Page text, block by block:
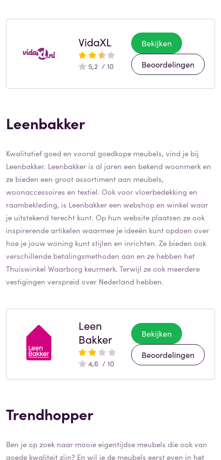
VidaXL
5,2 / 10
Bekijken
Beoordelingen
Leenbakker
Kwalitatief goed en vooral goedkope meubels, vind je bij
Leenbakker. Leenbakker is al jaren een bekend woonmerk en
ze bieden een groot assortiment aan meubels,
woonaccessoires en textiel. Ook voor vloerbedekking en
raambekleding, is Leenbakker een webshop en winkel waar
je uitstekend terecht kunt. Op hun website plaatsen ze ook
inspirerende artikelen waarmee je ideeën kunt opdoen over
hoe je jouw woning kunt stijlen en inrichten. Ze bieden ook
verschillende betalingsmethoden aan en ze hebben het
Thuiswinkel Waarborg keurmerk. Terwijl ze ook meerdere
vestigingen verspreid over Nederland hebben.
Leen
Bakker
4,6 / 10
Bekijken
Beoordelingen
Trendhopper
Ben je op zoek naar mooie eigentijdse meubels die ook van
goede kwaliteit zijn? En wil je de meubels eerst even in het